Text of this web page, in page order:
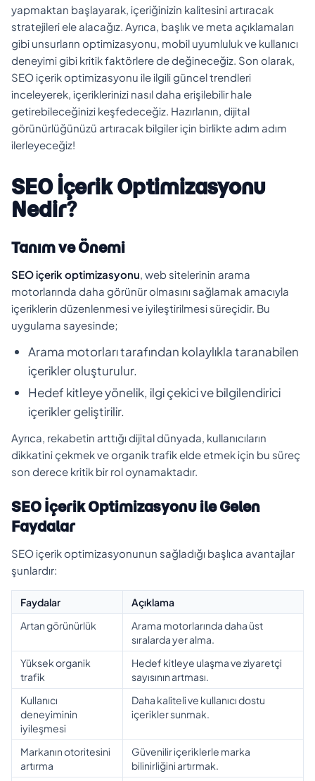
yapmaktan başlayarak, içeriğinizin kalitesini artıracak
stratejileri ele alacağız. Ayrıca, başlık ve meta açıklamaları
gibi unsurların optimizasyonu, mobil uyumluluk ve kullanıcı
deneyimi gibi kritik faktörlere de değineceğiz. Son olarak,
SEO içerik optimizasyonu ile ilgili güncel trendleri
inceleyerek, içeriklerinizi nasıl daha erişilebilir hale
getirebileceğinizi keşfedeceğiz. Hazırlanın, dijital
görünürlüğünüzü artıracak bilgiler için birlikte adım adım
ilerleyeceğiz!
SEO İçerik Optimizasyonu
Nedir?
Tanım ve Önemi
SEO içerik optimizasyonu, web sitelerinin arama
motorlarında daha görünür olmasını sağlamak amacıyla
içeriklerin düzenlenmesi ve iyileştirilmesi süreçidir. Bu
uygulama sayesinde;
Arama motorları tarafından kolaylıkla taranabilen
içerikler oluşturulur.
Hedef kitleye yönelik, ilgi çekici ve bilgilendirici
içerikler geliştirilir.
Ayrıca, rekabetin arttığı dijital dünyada, kullanıcıların
dikkatini çekmek ve organik trafik elde etmek için bu süreç
son derece kritik bir rol oynamaktadır.
SEO İçerik Optimizasyonu ile Gelen
Faydalar
SEO içerik optimizasyonunun sağladığı başlıca avantajlar
şunlardır:
Faydalar
Açıklama
Artan görünürlük
Arama motorlarında daha üst
sıralarda yer alma.
Yüksek organik
trafik
Hedef kitleye ulaşma ve ziyaretçi
sayısının artması.
Kullanıcı
deneyiminin
iyileşmesi
Daha kaliteli ve kullanıcı dostu
içerikler sunmak.
Markanın otoritesini
artırma
Güvenilir içeriklerle marka
bilinirliğini artırmak.